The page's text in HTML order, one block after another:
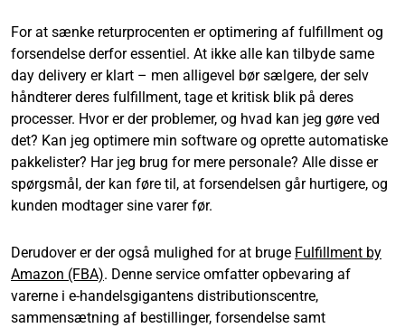
For at sænke returprocenten er optimering af fulfillment og
forsendelse derfor essentiel. At ikke alle kan tilbyde same
day delivery er klart – men alligevel bør sælgere, der selv
håndterer deres fulfillment, tage et kritisk blik på deres
processer. Hvor er der problemer, og hvad kan jeg gøre ved
det? Kan jeg optimere min software og oprette automatiske
pakkelister? Har jeg brug for mere personale? Alle disse er
spørgsmål, der kan føre til, at forsendelsen går hurtigere, og
kunden modtager sine varer før.
Derudover er der også mulighed for at bruge Fulfillment by
Amazon (FBA). Denne service omfatter opbevaring af
varerne i e-handelsgigantens distributionscentre,
sammensætning af bestillinger, forsendelse samt